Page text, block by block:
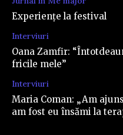
Experiențe la festival
Interviuri
Oana Zamfir:
fricile mele”
Interviuri
Maria Coman: „Am
am fost eu însămi la